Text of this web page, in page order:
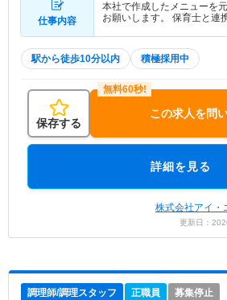
仕事内容
本社で作成したメニューを
お願いします。 保育士と連
駅から徒歩10分以内 積極採用中
保存する
この求人を問
詳細を見る
株式会社アイ・
更新日：
調理師/調理スタッフ 正職員 募集停止